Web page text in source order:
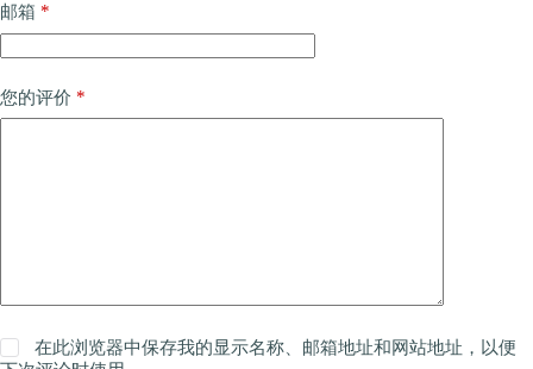
邮箱 *
您的评价 *
在此浏览器中保存我的显示名称、邮箱地址和网站地址，以便